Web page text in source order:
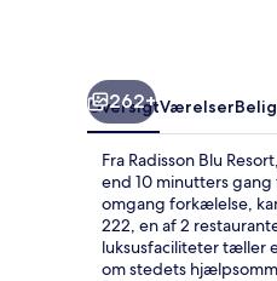
262+
OversigtVærelser
Fra Radisson Blu
end 10 minutters
omgang forkælelse,
222, en af 2
luksusfaciliteter tæller
om stedets